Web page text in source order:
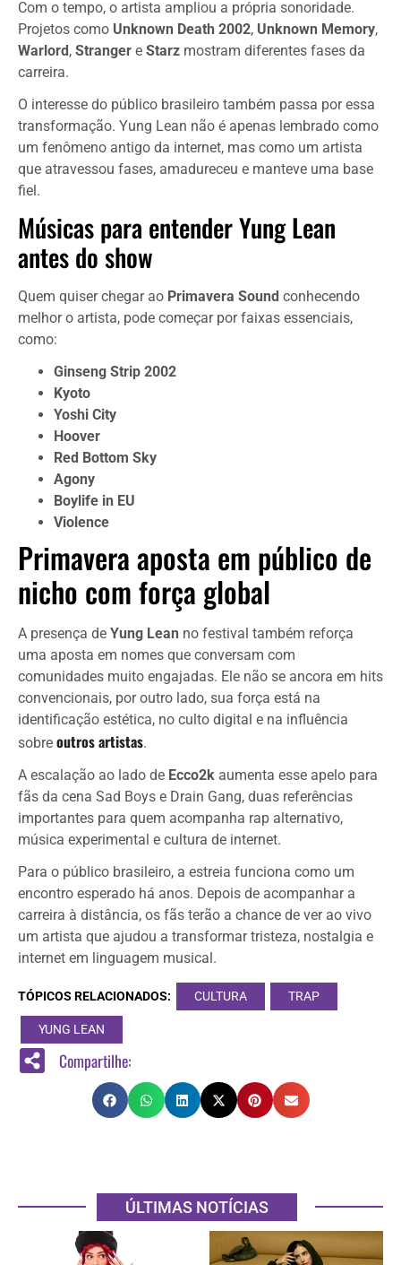
Com o tempo, o artista ampliou a própria sonoridade.
Projetos como Unknown Death 2002, Unknown Memory,
Warlord, Stranger e Starz mostram diferentes fases da
carreira.
O interesse do público brasileiro também passa por essa
transformação. Yung Lean não é apenas lembrado como
um fenômeno antigo da internet, mas como um artista
que atravessou fases, amadureceu e manteve uma base
fiel.
Músicas para entender Yung Lean
antes do show
Quem quiser chegar ao Primavera Sound conhecendo
melhor o artista, pode começar por faixas essenciais,
como:
Ginseng Strip 2002
Kyoto
Yoshi City
Hoover
Red Bottom Sky
Agony
Boylife in EU
Violence
Primavera aposta em público de
nicho com força global
A presença de Yung Lean no festival também reforça
uma aposta em nomes que conversam com
comunidades muito engajadas. Ele não se ancora em hits
convencionais, por outro lado, sua força está na
identificação estética, no culto digital e na influência
sobre outros artistas.
A escalação ao lado de Ecco2k aumenta esse apelo para
fãs da cena Sad Boys e Drain Gang, duas referências
importantes para quem acompanha rap alternativo,
música experimental e cultura de internet.
Para o público brasileiro, a estreia funciona como um
encontro esperado há anos. Depois de acompanhar a
carreira à distância, os fãs terão a chance de ver ao vivo
um artista que ajudou a transformar tristeza, nostalgia e
internet em linguagem musical.
TÓPICOS RELACIONADOS: CULTURA TRAP
YUNG LEAN
Compartilhe:
ÚLTIMAS NOTÍCIAS